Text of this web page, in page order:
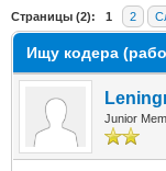
Страницы (2): 1 2
Ищу кодера
Junior